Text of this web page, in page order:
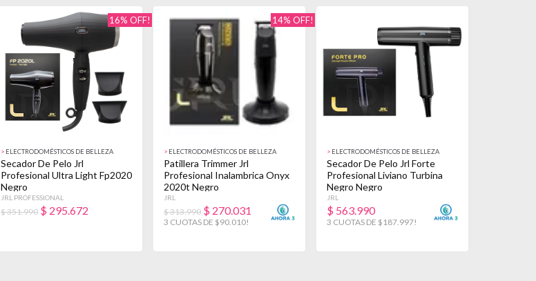
16% OFF!
> ELECTRODOMÉSTICOS DE BELLEZA
Secador De Pelo Jrl
Profesional Ultra Light Fp2020
Negro
JRL PROFESSIONAL
$ 351.990 $ 295.672
14% OFF!
> ELECTRODOMÉSTICOS DE BELLEZA
Patillera Trimmer Jrl
Profesional Inalambrica Onyx
2020t Negro
JRL
$ 313.990 $ 270.031
3 CUOTAS DE $90.010!
> ELECTRODOMÉSTICOS DE BELLEZA
Secador De Pelo Jrl Forte
Profesional Liviano Turbina
Negro Negro
JRL
$ 563.990
3 CUOTAS DE $187.997!